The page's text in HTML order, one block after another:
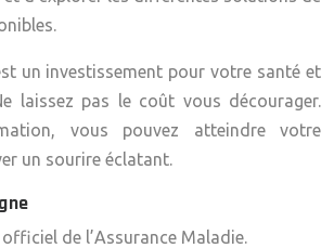
un investissement pour votre santé et
laissez pas le coût vous décourager.
vous pouvez atteindre votre
un sourire éclatant.
officiel de l’Assurance Maladie.